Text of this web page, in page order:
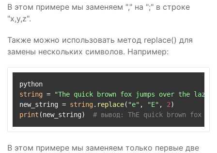
В этом примере мы заменяем "," на ";" в строке
"x,y,z".
Также можно использовать метод replace() для
замены нескольких символов. Например:
string =
"The quick brown fox jumps over the lazy
new_string = string. replace( "e" , "E" , 2
print (new_string) # вывод: ThE quick brown fox
В этом примере мы заменяем только первые две